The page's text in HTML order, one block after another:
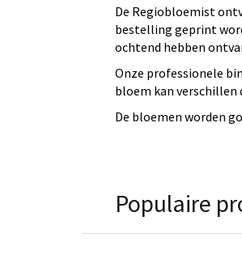
De Regiobloemist
bestelling geprint
ochtend hebben
Onze professionele
bloem kan verschillen
De bloemen worden
Populaire